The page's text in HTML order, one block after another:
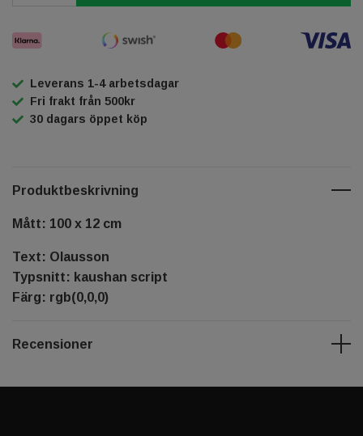
Leverans 1-4 arbetsdagar
Fri frakt från 500kr
30 dagars öppet köp
Produktbeskrivning
Mått: 100 x 12 cm
Text: Olausson
Typsnitt: kaushan script
Färg: rgb(0,0,0)
Recensioner